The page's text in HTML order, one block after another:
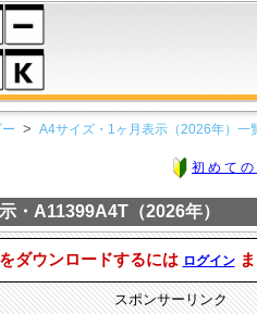
A4サイズ・1ヶ月表示（2026年）一
初めて
・A11399A4T（2026年）
ダウンロードするには ログインま
スポンサーリンク